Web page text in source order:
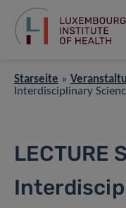
Starseite »
Interdisciplinary
LECTURE